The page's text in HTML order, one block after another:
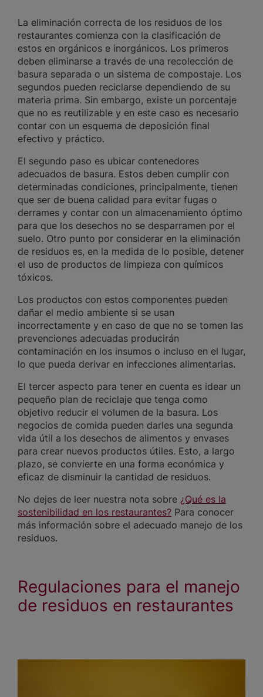
La eliminación correcta de los residuos de los
restaurantes comienza con la clasificación de
estos en orgánicos e inorgánicos. Los primeros
deben eliminarse a través de una recolección de
basura separada o un sistema de compostaje. Los
segundos pueden reciclarse dependiendo de su
materia prima. Sin embargo, existe un porcentaje
que no es reutilizable y en este caso es necesario
contar con un esquema de deposición final
efectivo y práctico.
El segundo paso es ubicar contenedores
adecuados de basura. Estos deben cumplir con
determinadas condiciones, principalmente, tienen
que ser de buena calidad para evitar fugas o
derrames y contar con un almacenamiento óptimo
para que los desechos no se desparramen por el
suelo. Otro punto por considerar en la eliminación
de residuos es, en la medida de lo posible, detener
el uso de productos de limpieza con químicos
tóxicos.
Los productos con estos componentes pueden
dañar el medio ambiente si se usan
incorrectamente y en caso de que no se tomen las
prevenciones adecuadas producirán
contaminación en los insumos o incluso en el lugar,
lo que pueda derivar en infecciones alimentarias.
El tercer aspecto para tener en cuenta es idear un
pequeño plan de reciclaje que tenga como
objetivo reducir el volumen de la basura. Los
negocios de comida pueden darles una segunda
vida útil a los desechos de alimentos y envases
para crear nuevos productos útiles. Esto, a largo
plazo, se convierte en una forma económica y
eficaz de disminuir la cantidad de residuos.
No dejes de leer nuestra nota sobre ¿Qué es la
sostenibilidad en los restaurantes? Para conocer
más información sobre el adecuado manejo de los
residuos.
Regulaciones para el manejo
de residuos en restaurantes